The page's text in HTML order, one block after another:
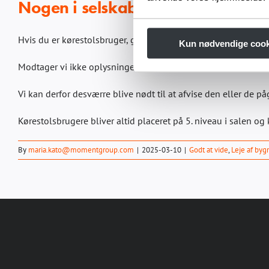
Kun nødvendige
Nogen i selskabet sidder i
Hvis du er kørestolsbruger, gangbesværet eller på anden
Modtager vi ikke oplysningerne inden dit besøg, er det ikke
Vi kan derfor desværre blive nødt til at afvise den eller de
Kørestolsbrugere bliver altid placeret på 5. niveau i salen
By maria.kato@momentgroup.com | 2025-03-10 | Godt at vide,Leje af